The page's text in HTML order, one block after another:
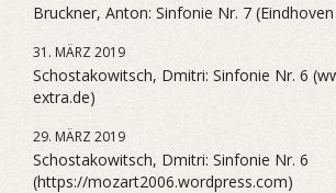
Bruckner, Anton: Sinfonie Nr. 7
31. MÄRZ 2019
Schostakowitsch, Dmitri: Sinfonie Nr. 6
extra.de)
29. MÄRZ 2019
Schostakowitsch, Dmitri: Sinfonie Nr. 6
(https://mozart2006.wordpress.com)